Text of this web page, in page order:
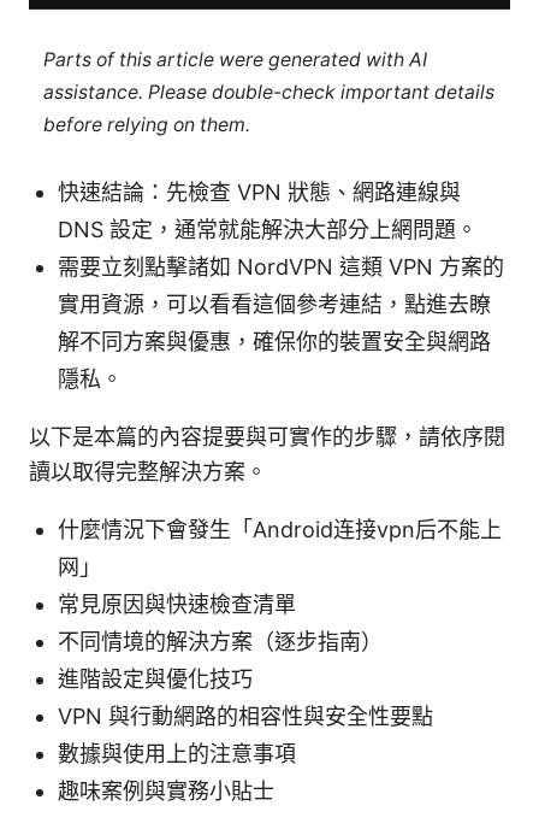
Parts of this article were generated with AI
assistance. Please double-check important details
before relying on them.
快速結論：先檢查 VPN 狀態、網路連線與
DNS 設定，通常就能解決大部分上網問題。
需要立刻點擊諸如 NordVPN 這類 VPN 方案的
實用資源，可以看看這個參考連結，點進去瞭
解不同方案與優惠，確保你的裝置安全與網路
隱私。
以下是本篇的內容提要與可實作的步驟，請依序閱
讀以取得完整解決方案。
什麼情況下會發生「Android连接vpn后不能上
网」
常見原因與快速檢查清單
不同情境的解決方案（逐步指南）
進階設定與優化技巧
VPN 與行動網路的相容性與安全性要點
數據與使用上的注意事項
趣味案例與實務小貼士